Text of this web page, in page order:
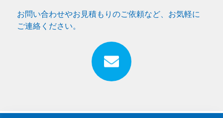
お問い合わせやお見積もりのご依頼など、お気軽に
ご連絡ください。